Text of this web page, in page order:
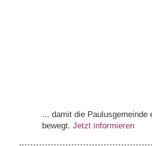
... damit die Paulusgemeinde
bewegt. Jetzt informieren